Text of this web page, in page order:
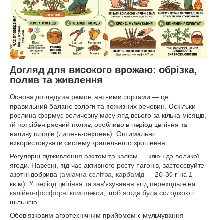
Догляд для високого врожаю: обрізка,
полив та живлення
Основа догляду за ремонтантними сортами — це
правильний баланс вологи та поживних речовин. Оскільки
рослина формує величезну масу ягід всього за кілька місяців,
їй потрібен рясний полив, особливо в період цвітіння та
наливу плодів (липень-серпень). Оптимально
використовувати систему крапельного зрошення.
Регулярні підживлення азотом та калієм — ключ до великої
ягоди. Навесні, під час активного росту пагонів, застосовуйте
азотні добрива (аміачна селітра карбамід — 20-30 г на 1
кв.м). У період цвітіння та зав'язування ягід переходьте на
калійно-фосфорні комплекси , щоб ягода була солодкою і
щільною.
Обов'язковим агротехнічним прийомом є мульчування